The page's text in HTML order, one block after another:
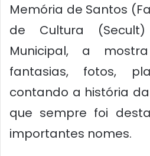
Memória de Santos
de Cultura
Municipal, a
fantasias, fotos,
contando a história
que sempre foi
importantes nomes.